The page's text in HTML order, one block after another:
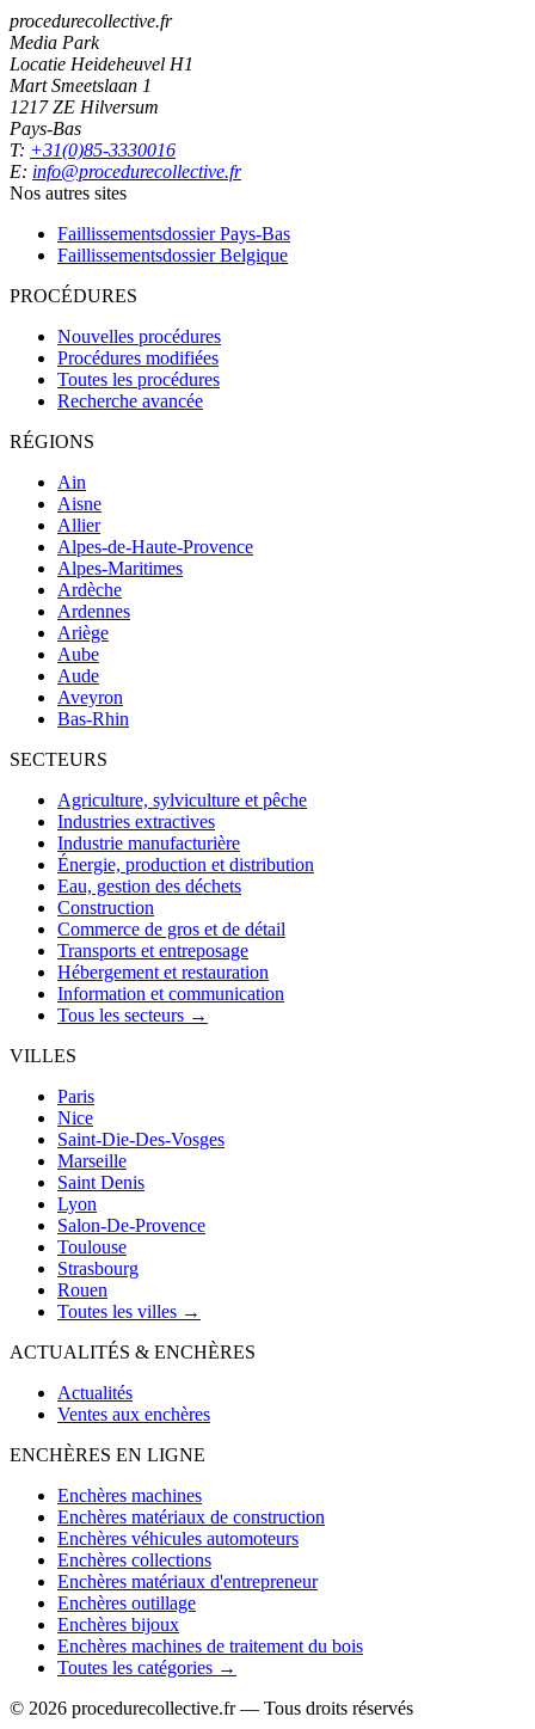
procedurecollective.fr
Media Park
Locatie Heideheuvel H1
Mart Smeetslaan 1
1217 ZE Hilversum
Pays-Bas
T: +31(0)85-3330016
E: info@procedurecollective.fr
Nos autres sites
Faillissementsdossier Pays-Bas
Faillissementsdossier Belgique
PROCÉDURES
Nouvelles procédures
Procédures modifiées
Toutes les procédures
Recherche avancée
RÉGIONS
Ain
Aisne
Allier
Alpes-de-Haute-Provence
Alpes-Maritimes
Ardèche
Ardennes
Ariège
Aube
Aude
Aveyron
Bas-Rhin
SECTEURS
Agriculture, sylviculture et pêche
Industries extractives
Industrie manufacturière
Énergie, production et distribution
Eau, gestion des déchets
Construction
Commerce de gros et de détail
Transports et entreposage
Hébergement et restauration
Information et communication
Tous les secteurs →
VILLES
Paris
Nice
Saint-Die-Des-Vosges
Marseille
Saint Denis
Lyon
Salon-De-Provence
Toulouse
Strasbourg
Rouen
Toutes les villes →
ACTUALITÉS & ENCHÈRES
Actualités
Ventes aux enchères
ENCHÈRES EN LIGNE
Enchères machines
Enchères matériaux de construction
Enchères véhicules automoteurs
Enchères collections
Enchères matériaux d'entrepreneur
Enchères outillage
Enchères bijoux
Enchères machines de traitement du bois
Toutes les catégories →
© 2026 procedurecollective.fr — Tous droits réservés